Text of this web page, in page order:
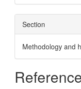
Section
Methodology and